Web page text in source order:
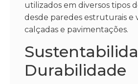
utilizados em diversos tipos
desde paredes estruturais e
calçadas e pavimentações.
Durabilidade